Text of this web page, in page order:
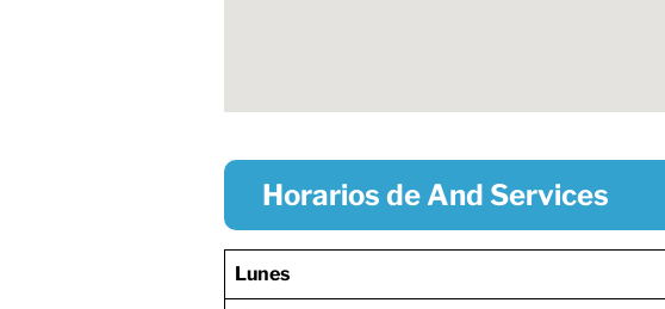
Horarios de And Services
Lunes